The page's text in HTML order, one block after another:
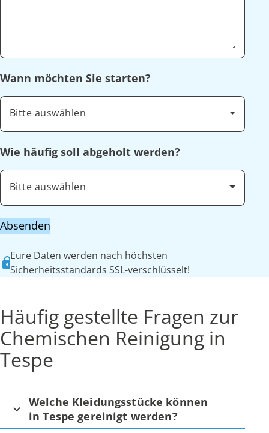
Wann möchten Sie starten?
Bitte auswählen
Wie häufig soll abgeholt werden?
Bitte auswählen
Absenden
Eure Daten werden nach höchsten
Sicherheitsstandards SSL-verschlüsselt!
Häufig gestellte Fragen zur
Chemischen Reinigung in
Tespe
Welche Kleidungsstücke können
in Tespe gereinigt werden?